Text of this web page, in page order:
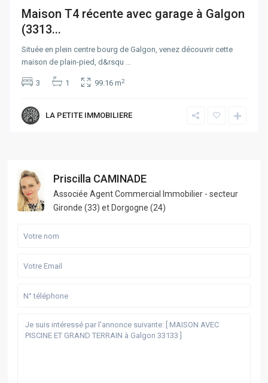
Maison T4 récente avec garage à Galgon
(3313...
Située en plein centre bourg de Galgon, venez découvrir cette
maison de plain-pied, d&rsqu ...
3 1 99.16 m2
LA PETITE IMMOBILIERE
Priscilla CAMINADE
Associée Agent Commercial Immobilier - secteur
Gironde (33) et Dorgogne (24)